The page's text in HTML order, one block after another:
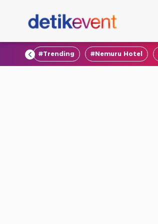
#Trending #Nemuru Hotel